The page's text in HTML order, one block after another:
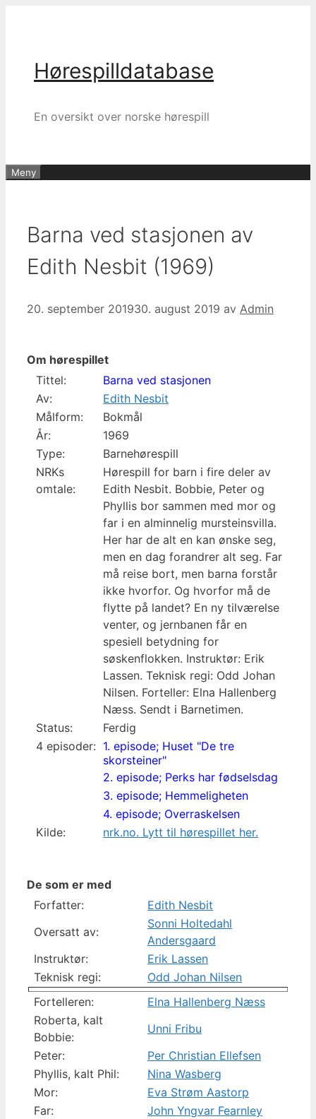
Hørespilldatabase
En oversikt over norske hørespill
Meny
Barna ved stasjonen av
Edith Nesbit (1969)
20. september 201930. august 2019 av Admin
Om hørespillet
Tittel:
Barna ved stasjonen
Av:
Edith Nesbit
Målform:
Bokmål
År:
1969
Type:
Barnehørespill
NRKs
omtale:
Hørespill for barn i fire deler av
Edith Nesbit. Bobbie, Peter og
Phyllis bor sammen med mor og
far i en alminnelig mursteinsvilla.
Her har de alt en kan ønske seg,
men en dag forandrer alt seg. Far
må reise bort, men barna forstår
ikke hvorfor. Og hvorfor må de
flytte på landet? En ny tilværelse
venter, og jernbanen får en
spesiell betydning for
søskenflokken. Instruktør: Erik
Lassen. Teknisk regi: Odd Johan
Nilsen. Forteller: Elna Hallenberg
Næss. Sendt i Barnetimen.
Status:
Ferdig
4 episoder: 1. episode; Huset "De tre
skorsteiner"
2. episode; Perks har fødselsdag
3. episode; Hemmeligheten
4. episode; Overraskelsen
Kilde:
nrk.no. Lytt til hørespillet her.
De som er med
Forfatter:
Edith Nesbit
Oversatt av:
Sonni Holtedahl
Andersgaard
Instruktør:
Erik Lassen
Teknisk regi:
Odd Johan Nilsen
Fortelleren:
Elna Hallenberg Næss
Roberta, kalt
Bobbie:
Unni Fribu
Peter:
Per Christian Ellefsen
Phyllis, kalt Phil:
Nina Wasberg
Mor:
Eva Strøm Aastorp
Far:
John Yngvar Fearnley